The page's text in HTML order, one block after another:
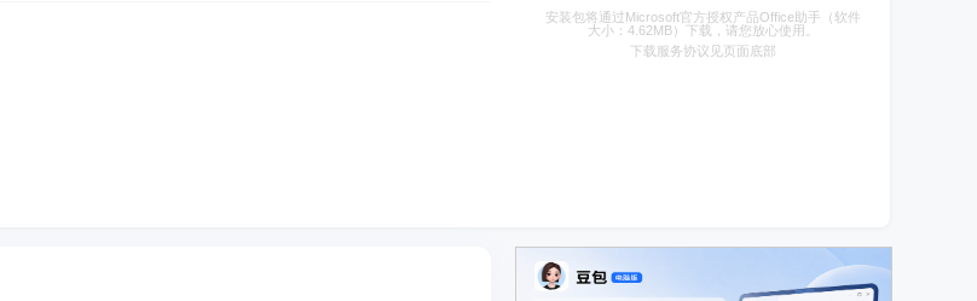
安装包将通过Microsoft官方授权产品Office助手（软件
大小：4.62MB）下载，请您放心使用。
下载服务协议见页面底部